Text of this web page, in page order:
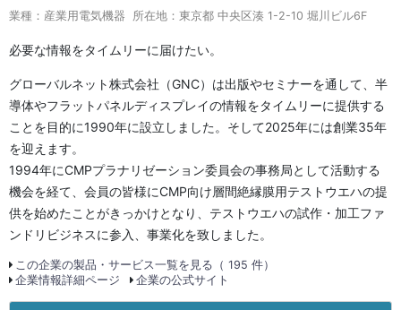
業種：産業用電気機器 所在地：東京都 中央区湊 1-2-10 堀川ビル6F
必要な情報をタイムリーに届けたい。
グローバルネット株式会社（GNC）は出版やセミナーを通して、半
導体やフラットパネルディスプレイの情報をタイムリーに提供する
ことを目的に1990年に設立しました。そして2025年には創業35年
を迎えます。
1994年にCMPプラナリゼーション委員会の事務局として活動する
機会を経て、会員の皆様にCMP向け層間絶縁膜用テストウエハの提
供を始めたことがきっかけとなり、テストウエハの試作・加工ファ
ンドリビジネスに参入、事業化を致しました。
この企業の製品・サービス一覧を見る（ 195 件）
企業情報詳細ページ
企業の公式サイト